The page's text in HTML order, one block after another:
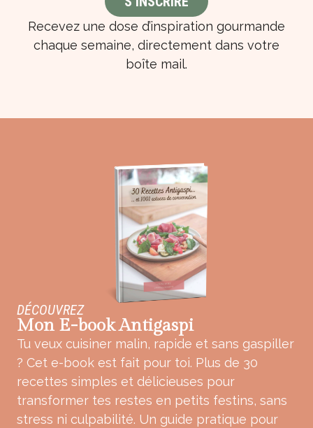
Recevez une dose d’inspiration gourmande
chaque semaine, directement dans votre
boîte mail.
DÉCOUVREZ
Mon E-book Antigaspi
Tu veux cuisiner malin, rapide et sans gaspiller
? Cet e-book est fait pour toi. Plus de 30
recettes simples et délicieuses pour
transformer tes restes en petits festins, sans
stress ni culpabilité. Un guide pratique pour